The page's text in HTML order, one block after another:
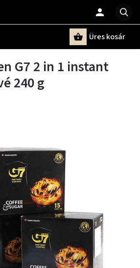
Üres kosár
G7 2 in 1 instant
240 g